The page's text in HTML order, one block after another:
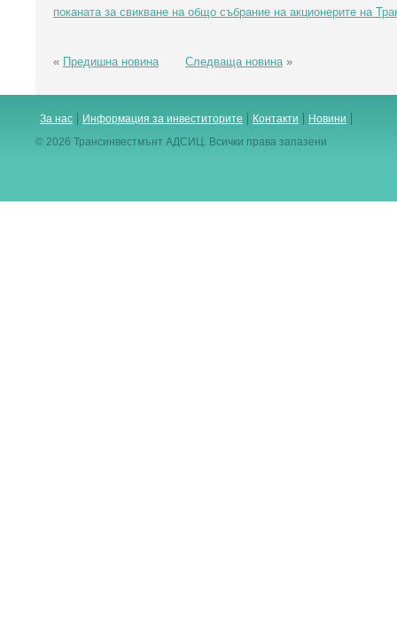
поканата за свикване на общо събрание на акционерите на
« Предишна новина Следваща новина»
За нас Информация за инвеститорите Контакти
Новини
© 2026 Трансинвестмънт АДСИЦ. Всички права запазени